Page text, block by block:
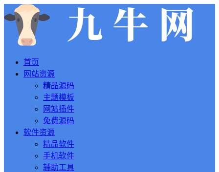
首页
网站资源
精品源码
主题模板
网站插件
免费源码
软件资源
精品软件
手机软件
辅助工具